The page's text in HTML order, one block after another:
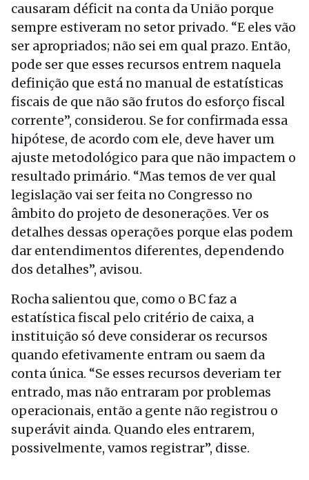
causaram déficit na conta da União porque
sempre estiveram no setor privado. “E eles vão
ser apropriados; não sei em qual prazo. Então,
pode ser que esses recursos entrem naquela
definição que está no manual de estatísticas
fiscais de que não são frutos do esforço fiscal
corrente”, considerou. Se for confirmada essa
hipótese, de acordo com ele, deve haver um
ajuste metodológico para que não impactem o
resultado primário. “Mas temos de ver qual
legislação vai ser feita no Congresso no
âmbito do projeto de desonerações. Ver os
detalhes dessas operações porque elas podem
dar entendimentos diferentes, dependendo
dos detalhes”, avisou.
Rocha salientou que, como o BC faz a
estatística fiscal pelo critério de caixa, a
instituição só deve considerar os recursos
quando efetivamente entram ou saem da
conta única. “Se esses recursos deveriam ter
entrado, mas não entraram por problemas
operacionais, então a gente não registrou o
superávit ainda. Quando eles entrarem,
possivelmente, vamos registrar”, disse.